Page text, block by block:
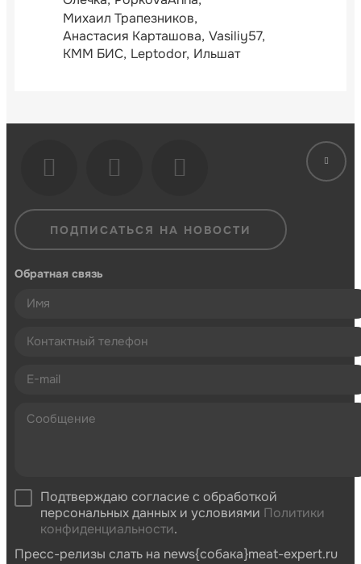
Михаил Трапезников
Анастасия Карташова Vasiliy57
КММ БИС Leptodor Ильшат
ПОДПИСАТЬСЯ НА НОВОСТИ
Обратная связь
Подтверждаю согласие с обработкой
персональных данных и условиями Политики
конфиденциальности.
Пресс-релизы слать на news{собака}meat-expert.ru